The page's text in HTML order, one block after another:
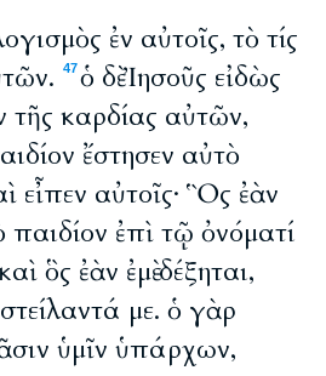
ἐν αὐτοῖς, τὸ τίς
47ὁ δὲ Ἰησοῦς εἰδὼς
τῆς καρδίας αὐτῶν,
ἔστησεν αὐτὸ
εἶπεν αὐτοῖς· Ὃς ἐὰν
παιδίον ἐπὶ τῷ ὀνόματί
ὃς ἐὰν ἐμὲ δέξηται,
με. ὁ γὰρ
ὑμῖν ὑπάρχων,